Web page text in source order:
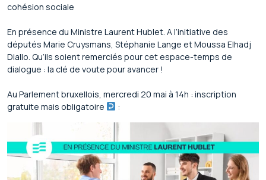
cohésion sociale
En présence du Ministre Laurent Hublet. A l’initiative des
députés Marie Cruysmans, Stéphanie Lange et Moussa Elhadj
Diallo. Qu’ils soient remerciés pour cet espace-temps de
dialogue : la clé de voute pour avancer !
Au Parlement bruxellois, mercredi 20 mai à 14h : inscription
gratuite mais obligatoire
: